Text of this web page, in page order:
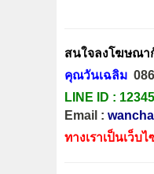
สนใจลงโฆษณา
คุณวันเฉลิม
LINE ID :
Email :
ทางเราเป็นเว็บ